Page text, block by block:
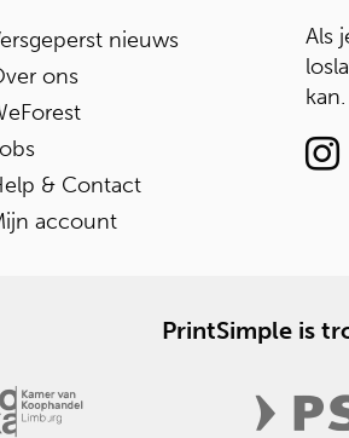
nieuws
ons
& Contact
account
Als
kan.
PrintSimple is